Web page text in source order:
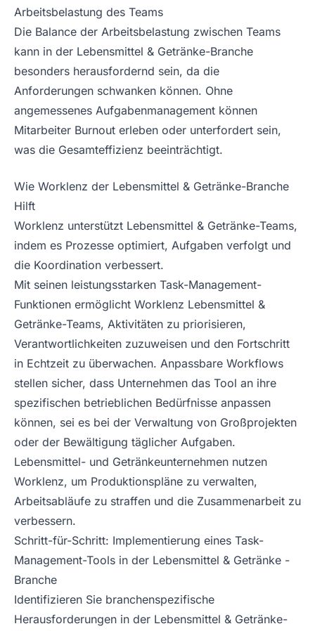
Arbeitsbelastung des Teams
Die Balance der Arbeitsbelastung zwischen Teams
kann in der Lebensmittel & Getränke-Branche
besonders herausfordernd sein, da die
Anforderungen schwanken können. Ohne
angemessenes Aufgabenmanagement können
Mitarbeiter Burnout erleben oder unterfordert sein,
was die Gesamteffizienz beeinträchtigt.
Wie Worklenz der Lebensmittel & Getränke-Branche
Hilft
Worklenz unterstützt Lebensmittel & Getränke-Teams,
indem es Prozesse optimiert, Aufgaben verfolgt und
die Koordination verbessert.
Mit seinen leistungsstarken Task-Management-
Funktionen ermöglicht Worklenz Lebensmittel &
Getränke-Teams, Aktivitäten zu priorisieren,
Verantwortlichkeiten zuzuweisen und den Fortschritt
in Echtzeit zu überwachen. Anpassbare Workflows
stellen sicher, dass Unternehmen das Tool an ihre
spezifischen betrieblichen Bedürfnisse anpassen
können, sei es bei der Verwaltung von Großprojekten
oder der Bewältigung täglicher Aufgaben.
Lebensmittel- und Getränkeunternehmen nutzen
Worklenz, um Produktionspläne zu verwalten,
Arbeitsabläufe zu straffen und die Zusammenarbeit zu
verbessern.
Schritt-für-Schritt: Implementierung eines Task-
Management-Tools in der Lebensmittel & Getränke -
Branche
Identifizieren Sie branchenspezifische
Herausforderungen in der Lebensmittel & Getränke-